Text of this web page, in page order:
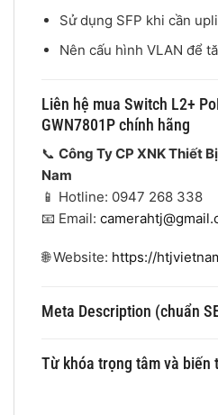
Sử dụng SFP khi cần
Nên cấu hình VLAN để
Liên hệ mua Switch L2+
GWN7801P chính hãng
📞 Công Ty CP XNK Thiết
Nam
📱 Hotline: 0947 268 338
📧 Email:
🌐 Website: https://
Meta Description (chuẩn
Từ khóa trọng tâm và biến